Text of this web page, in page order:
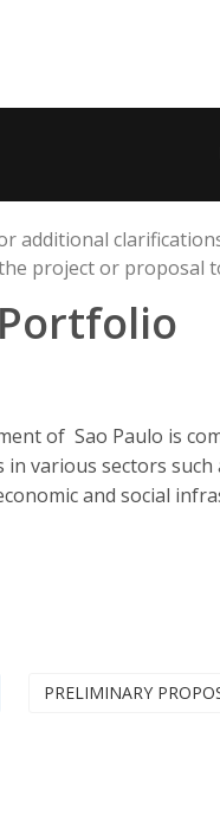
additional
project or proposal
of Sao Paulo is
in various sectors
and social
PRELIMINARY